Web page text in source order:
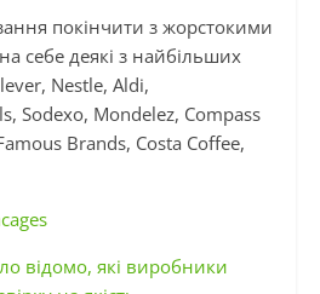
покінчити з жорстокими
себе деякі з найбільших
Nestle, Aldi,
Sodexo, Mondelez, Compass
Brands, Costa Coffee,
відомо, які виробники